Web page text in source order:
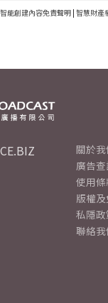
能創建內容免責聲明 | 智慧財產
關於我
廣告
使用
版權
私隱政
聯絡我